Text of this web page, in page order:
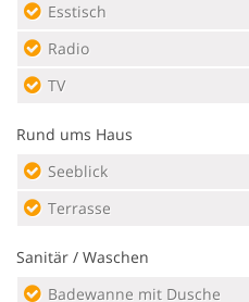
Esstisch
Radio
TV
Rund ums Haus
Seeblick
Terrasse
Sanitär / Waschen
Badewanne mit Dusche